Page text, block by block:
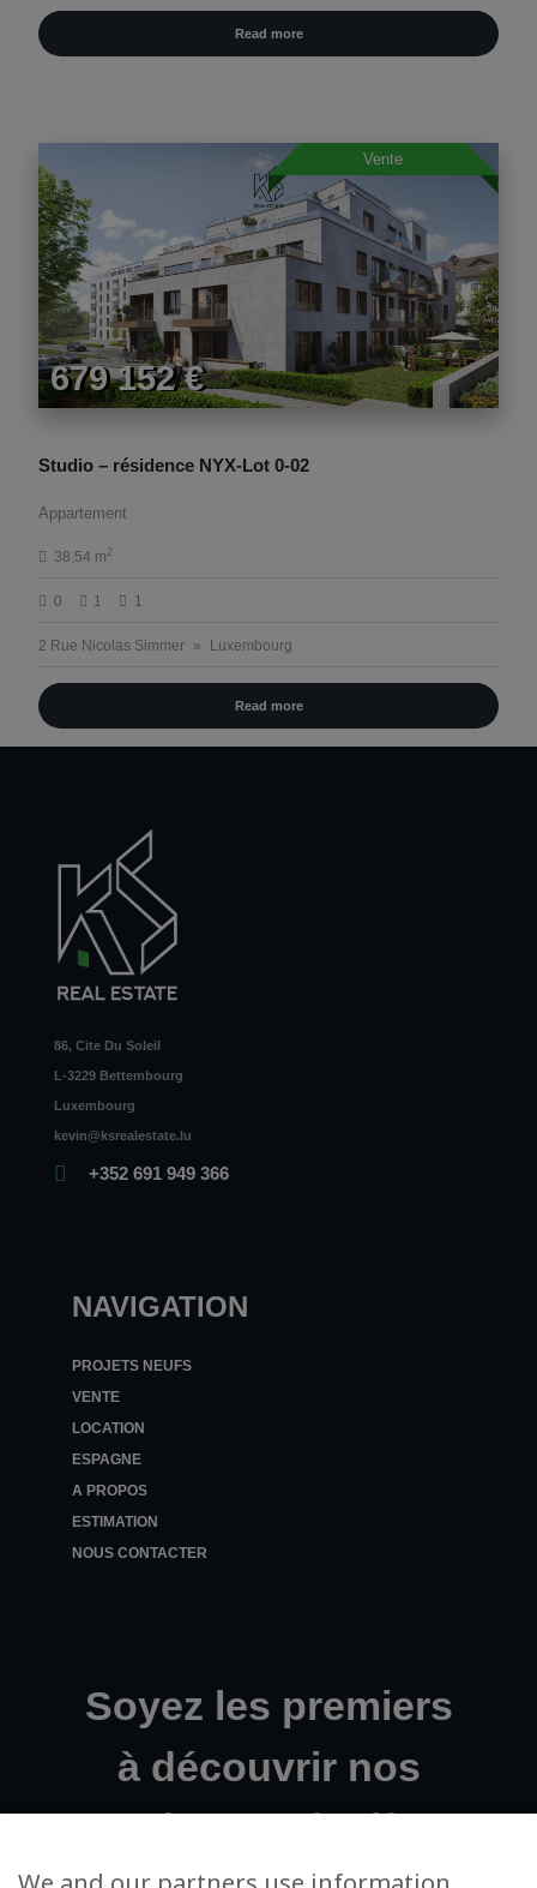
Read more
Vente
679 152 €
Studio – résidence NYX-Lot 0-02
Appartement
38,54 m 2
0 1 1
2 Rue Nicolas Simmer Luxembourg
Read more
86, Cite Du Soleil
L-3229 Bettembourg
Luxembourg
kevin@ksrealestate.lu
+352 691 949 366
NAVIGATION
PROJETS NEUFS
VENTE
LOCATION
ESPAGNE
A PROPOS
ESTIMATION
NOUS CONTACTER
Soyez les premiers
à découvrir nos
projets exclusifs !